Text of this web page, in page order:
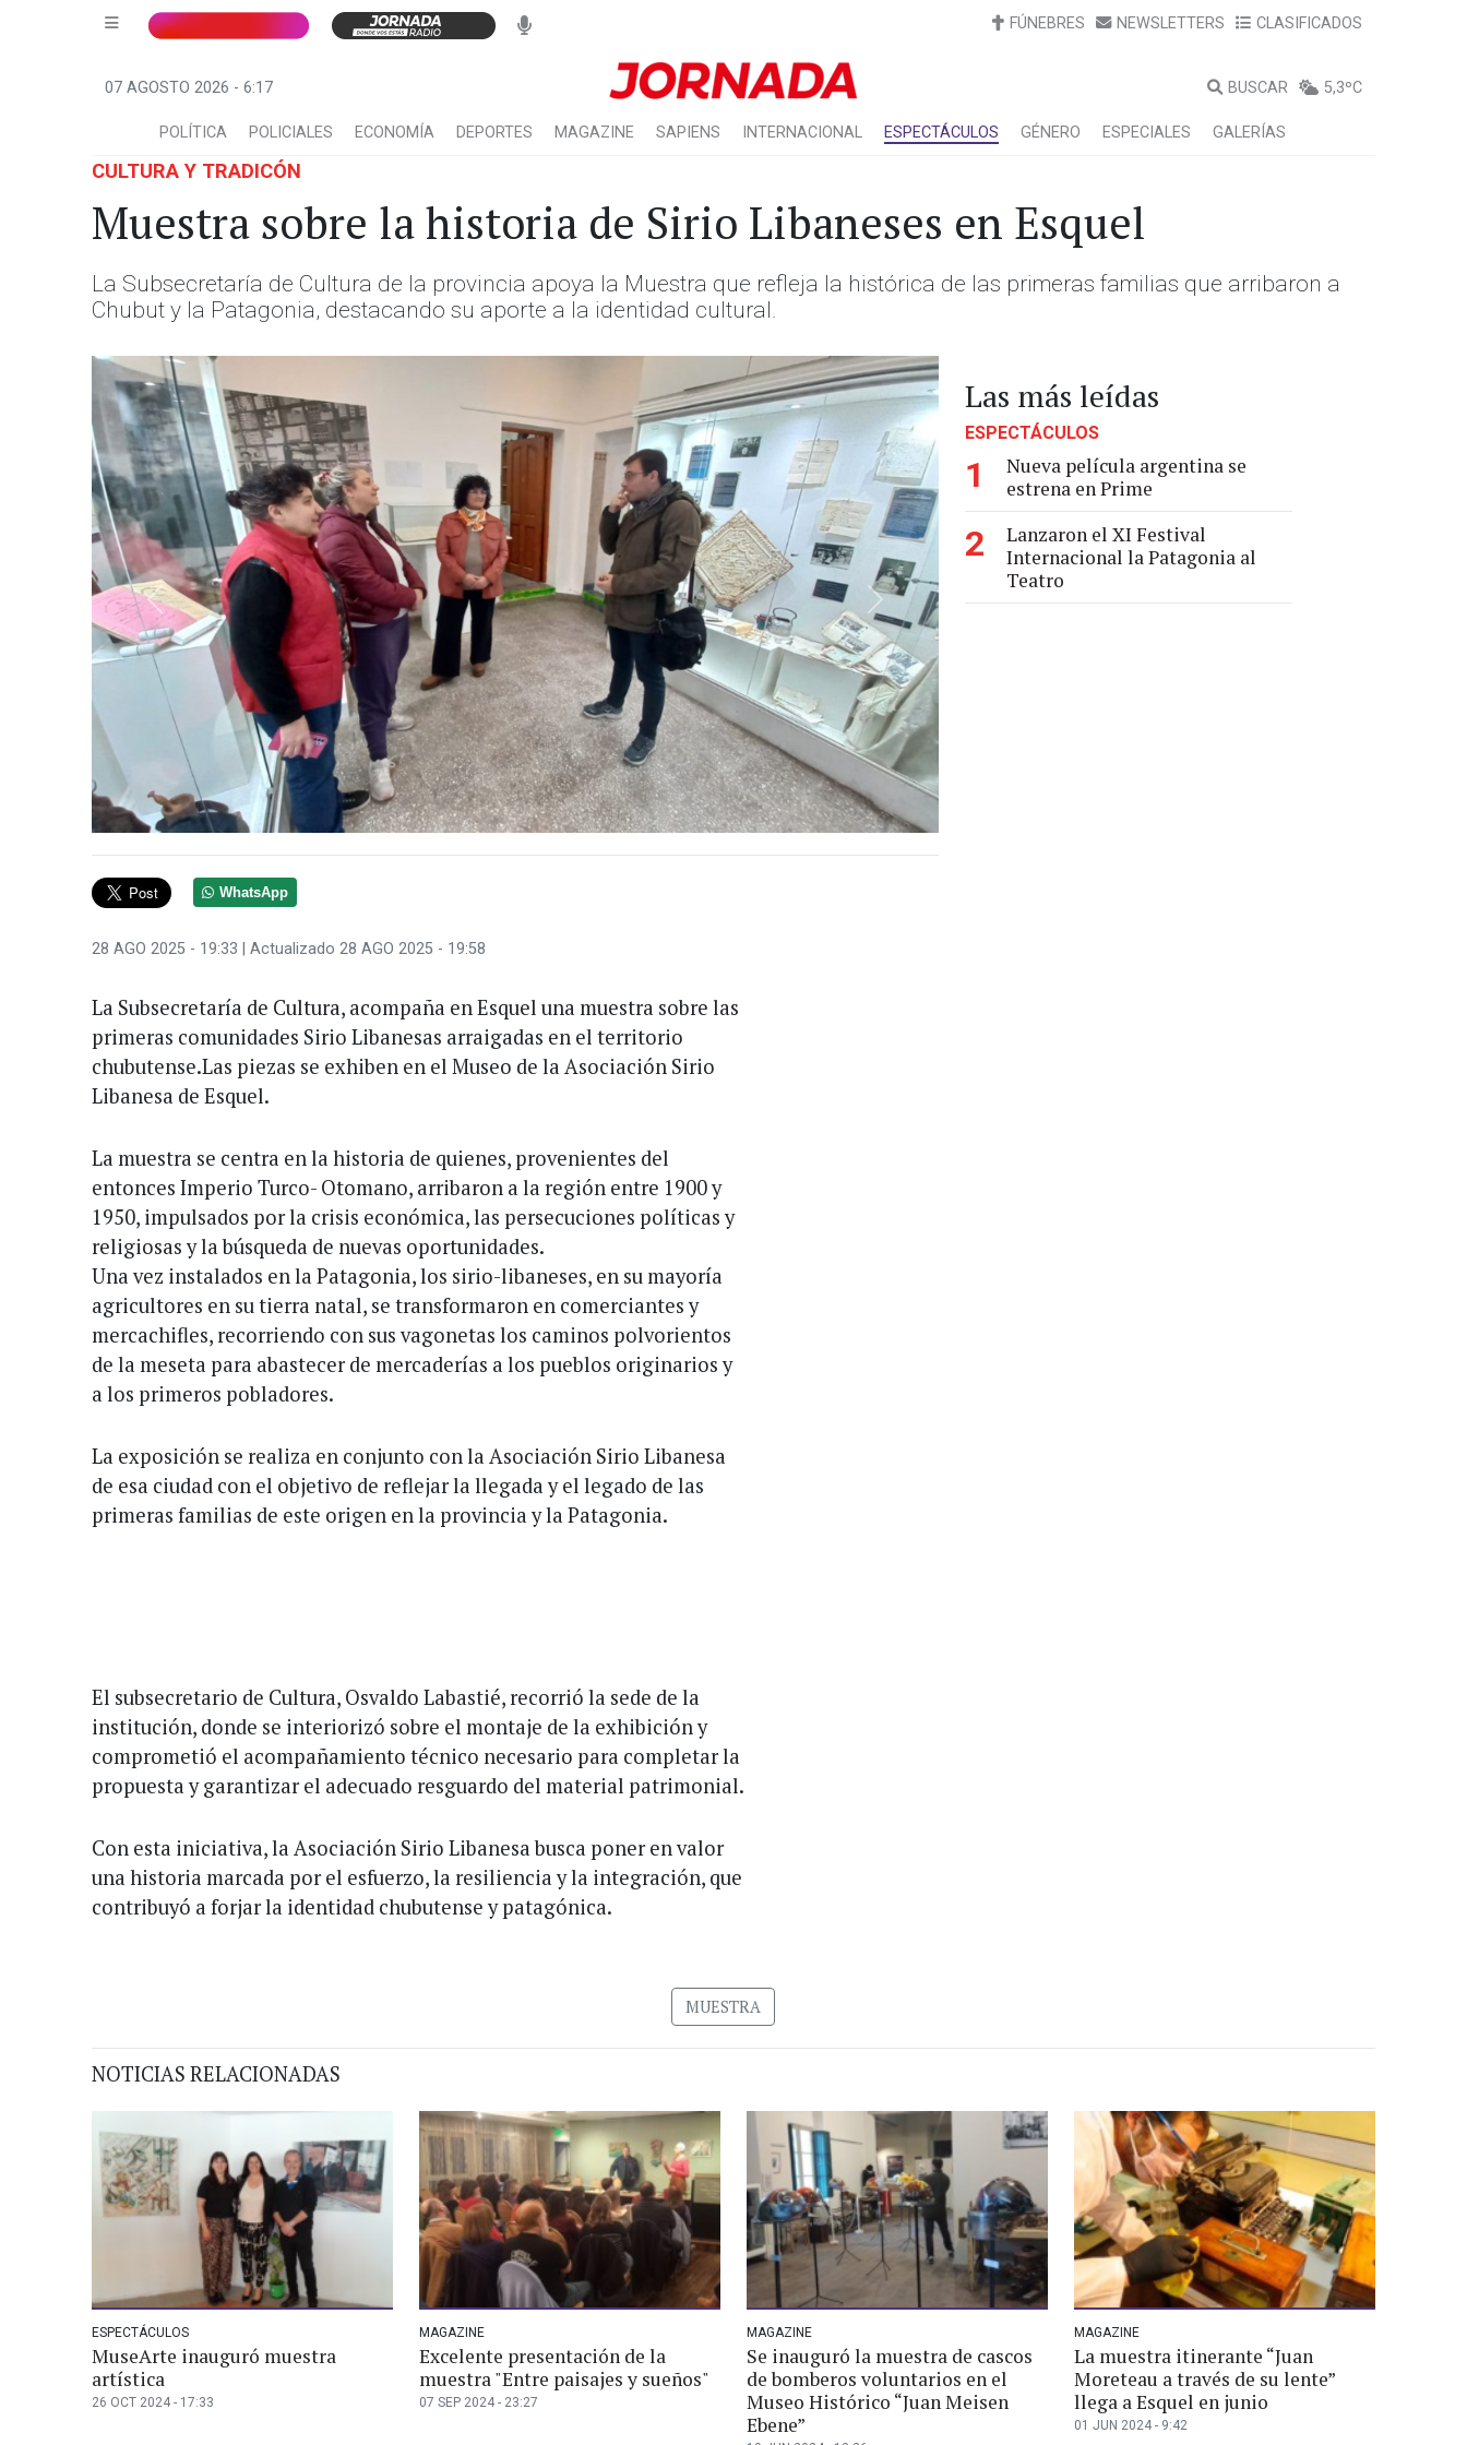
FÚNEBRES NEWSLETTERS CLASIFICADOS
07 AGOSTO 2026 - 6:17 BUSCAR 5,3ºC
POLÍTICA POLICIALES ECONOMÍA DEPORTES MAGAZINE SAPIENS INTERNACIONAL ESPECTÁCULOS GÉNERO ESPECIALES GALERÍAS
CULTURA Y TRADICÓN
Muestra sobre la historia de Sirio Libaneses en Esquel
La Subsecretaría de Cultura de la provincia apoya la Muestra que refleja la histórica de las primeras familias que arribaron a
Chubut y la Patagonia, destacando su aporte a la identidad cultural.
Anterior Siguiente
WhatsApp
28 AGO 2025 - 19:33 | Actualizado 28 AGO 2025 - 19:58
La Subsecretaría de Cultura, acompaña en Esquel una muestra sobre las
primeras comunidades Sirio Libanesas arraigadas en el territorio
chubutense.Las piezas se exhiben en el Museo de la Asociación Sirio
Libanesa de Esquel.
La muestra se centra en la historia de quienes, provenientes del
entonces Imperio Turco- Otomano, arribaron a la región entre 1900 y
1950, impulsados por la crisis económica, las persecuciones políticas y
religiosas y la búsqueda de nuevas oportunidades.
Una vez instalados en la Patagonia, los sirio-libaneses, en su mayoría
agricultores en su tierra natal, se transformaron en comerciantes y
mercachifles, recorriendo con sus vagonetas los caminos polvorientos
de la meseta para abastecer de mercaderías a los pueblos originarios y
a los primeros pobladores.
La exposición se realiza en conjunto con la Asociación Sirio Libanesa
de esa ciudad con el objetivo de reflejar la llegada y el legado de las
primeras familias de este origen en la provincia y la Patagonia.
El subsecretario de Cultura, Osvaldo Labastié, recorrió la sede de la
institución, donde se interiorizó sobre el montaje de la exhibición y
comprometió el acompañamiento técnico necesario para completar la
propuesta y garantizar el adecuado resguardo del material patrimonial.
Con esta iniciativa, la Asociación Sirio Libanesa busca poner en valor
una historia marcada por el esfuerzo, la resiliencia y la integración, que
contribuyó a forjar la identidad chubutense y patagónica.
Las más leídas
ESPECTÁCULOS
1
Nueva película argentina se
estrena en Prime
2
Lanzaron el XI Festival
Internacional la Patagonia al
Teatro
MUESTRA
NOTICIAS RELACIONADAS
ESPECTÁCULOS
MuseArte inauguró muestra
artística
26 OCT 2024 - 17:33
MAGAZINE
Excelente presentación de la
muestra "Entre paisajes y sueños"
07 SEP 2024 - 23:27
MAGAZINE
Se inauguró la muestra de cascos
de bomberos voluntarios en el
Museo Histórico “Juan Meisen
Ebene”
MAGAZINE
La muestra itinerante “Juan
Moreteau a través de su lente”
llega a Esquel en junio
01 JUN 2024 - 9:42